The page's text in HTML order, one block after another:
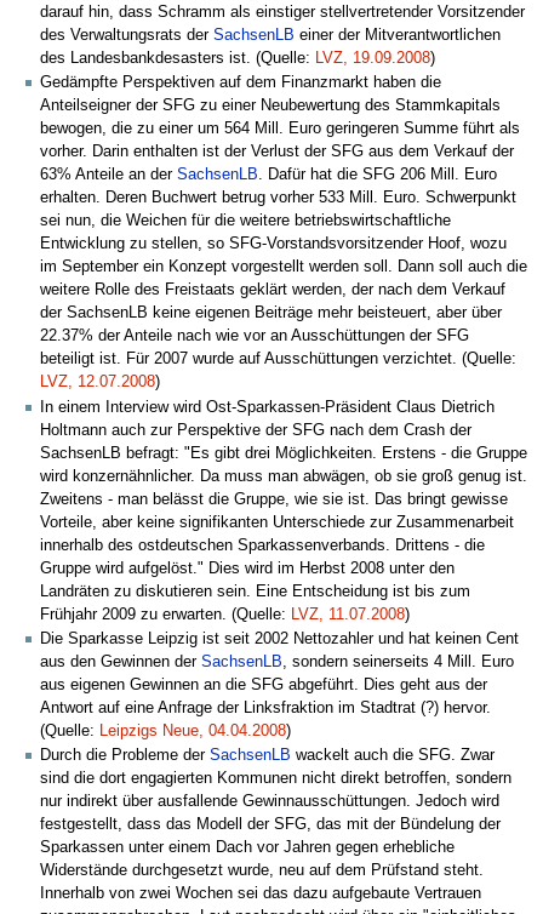
darauf hin, dass Schramm als einstiger stellvertretender Vorsitzender
des Verwaltungsrats der SachsenLB einer der Mitverantwortlichen
des Landesbankdesasters ist. (Quelle: LVZ, 19.09.2008)
Gedämpfte Perspektiven auf dem Finanzmarkt haben die
Anteilseigner der SFG zu einer Neubewertung des Stammkapitals
bewogen, die zu einer um 564 Mill. Euro geringeren Summe führt als
vorher. Darin enthalten ist der Verlust der SFG aus dem Verkauf der
63% Anteile an der SachsenLB. Dafür hat die SFG 206 Mill. Euro
erhalten. Deren Buchwert betrug vorher 533 Mill. Euro. Schwerpunkt
sei nun, die Weichen für die weitere betriebswirtschaftliche
Entwicklung zu stellen, so SFG-Vorstandsvorsitzender Hoof, wozu
im September ein Konzept vorgestellt werden soll. Dann soll auch die
weitere Rolle des Freistaats geklärt werden, der nach dem Verkauf
der SachsenLB keine eigenen Beiträge mehr beisteuert, aber über
22.37% der Anteile nach wie vor an Ausschüttungen der SFG
beteiligt ist. Für 2007 wurde auf Ausschüttungen verzichtet. (Quelle:
LVZ, 12.07.2008)
In einem Interview wird Ost-Sparkassen-Präsident Claus Dietrich
Holtmann auch zur Perspektive der SFG nach dem Crash der
SachsenLB befragt: "Es gibt drei Möglichkeiten. Erstens - die Gruppe
wird konzernähnlicher. Da muss man abwägen, ob sie groß genug ist.
Zweitens - man belässt die Gruppe, wie sie ist. Das bringt gewisse
Vorteile, aber keine signifikanten Unterschiede zur Zusammenarbeit
innerhalb des ostdeutschen Sparkassenverbands. Drittens - die
Gruppe wird aufgelöst." Dies wird im Herbst 2008 unter den
Landräten zu diskutieren sein. Eine Entscheidung ist bis zum
Frühjahr 2009 zu erwarten. (Quelle:
LVZ, 11.07.2008)
Die Sparkasse Leipzig ist seit 2002 Nettozahler und hat keinen Cent
aus den Gewinnen der SachsenLB, sondern seinerseits 4 Mill. Euro
aus eigenen Gewinnen an die SFG abgeführt. Dies geht aus der
Antwort auf eine Anfrage der Linksfraktion im Stadtrat (?) hervor.
(Quelle: Leipzigs Neue, 04.04.2008)
Durch die Probleme der SachsenLB wackelt auch die SFG. Zwar
sind die dort engagierten Kommunen nicht direkt betroffen, sondern
nur indirekt über ausfallende Gewinnausschüttungen. Jedoch wird
festgestellt, dass das Modell der SFG, das mit der Bündelung der
Sparkassen unter einem Dach vor Jahren gegen erhebliche
Widerstände durchgesetzt wurde, neu auf dem Prüfstand steht.
Innerhalb von zwei Wochen sei das dazu aufgebaute Vertrauen